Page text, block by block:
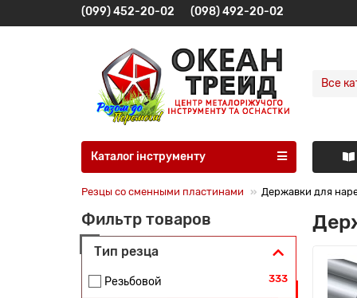
(099) 452-20-02 (098) 492-20-02
Все
Каталог інструменту
Резцы со сменными пластинами Державки для
Фильтр товаров
Тип резца
Резьбовой 333